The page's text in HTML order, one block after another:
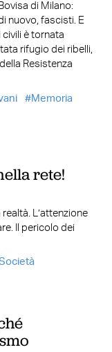
di Milano:
nuovo, fascisti. E
civili è tornata
rifugio dei ribelli,
Resistenza
Memoria
rete!
L’attenzione
Il pericolo dei